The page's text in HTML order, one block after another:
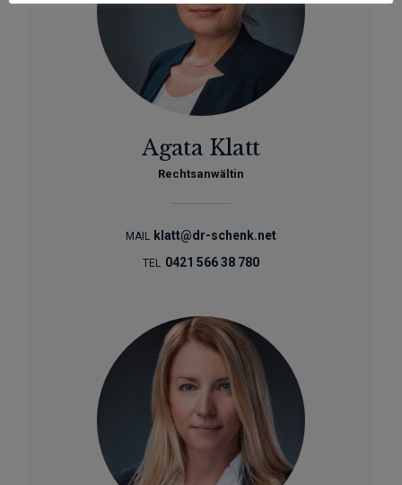
Agata Klatt
Rechtsanwältin
MAIL klatt@dr-schenk.net
TEL 0421 566 38 780